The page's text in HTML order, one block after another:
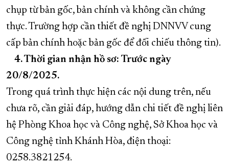
chụp từ bản gốc, bản chính và không cần chứng
thực. Trường hợp cần thiết đề nghị DNNVV cung
cấp bản chính hoặc bản gốc để đối chiếu thông tin).
4. Thời gian nhận hồ sơ: Trước ngày
20/8/2025.
Trong quá trình thực hiện các nội dung trên, nếu
chưa rõ, cần giải đáp, hướng dẫn chi tiết đề nghị liên
hệ Phòng Khoa học và Công nghệ, Sở Khoa học và
Công nghệ tỉnh Khánh Hòa, điện thoại:
0258.3821254.